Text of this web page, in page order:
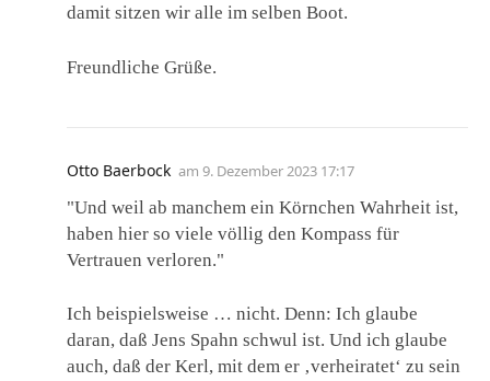
damit sitzen wir alle im selben Boot.
Freundliche Grüße.
Otto Baerbock am 9. Dezember 2023 17:17
"Und weil ab manchem ein Körnchen Wahrheit ist,
haben hier so viele völlig den Kompass für
Vertrauen verloren."
Ich beispielsweise … nicht. Denn: Ich glaube
daran, daß Jens Spahn schwul ist. Und ich glaube
auch, daß der Kerl, mit dem er ‚verheiratet‘ zu sein